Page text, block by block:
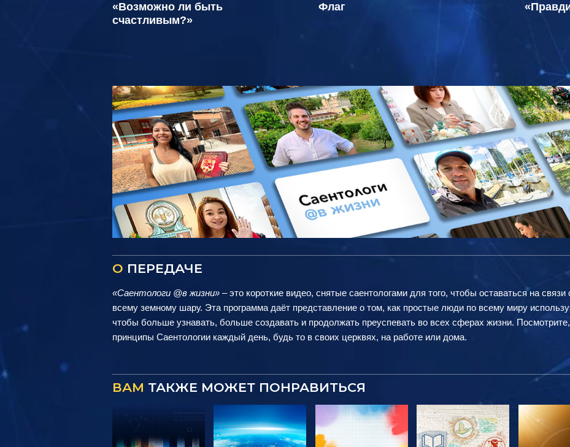
«Возможно ли быть
счастливым?»
Флаг
О ПЕРЕДАЧЕ
«Саентологи @в жизни» – это короткие видео, снятые саентологами для того, чтобы оставаться на
всему земному шару. Эта программа даёт представление о том, как простые люди по всему миру
чтобы больше узнавать, больше создавать и продолжать преуспевать во всех сферах жизни.
принципы Саентологии каждый день, будь то в своих церквях, на работе или дома.
ВАМ ТАКЖЕ МОЖЕТ ПОНРАВИТЬСЯ